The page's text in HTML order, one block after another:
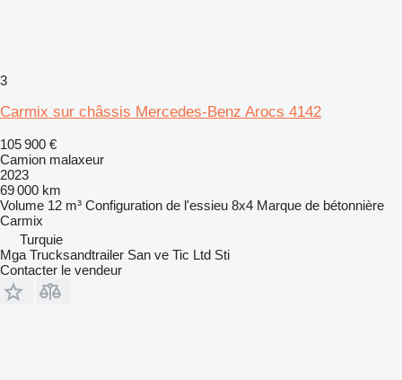
3
Carmix sur châssis Mercedes-Benz Arocs 4142
105 900 €
Camion malaxeur
2023
69 000 km
Volume 12 m³ Configuration de l'essieu 8x4 Marque de bétonnière
Carmix
Turquie
Mga Trucksandtrailer San ve Tic Ltd Sti
Contacter le vendeur